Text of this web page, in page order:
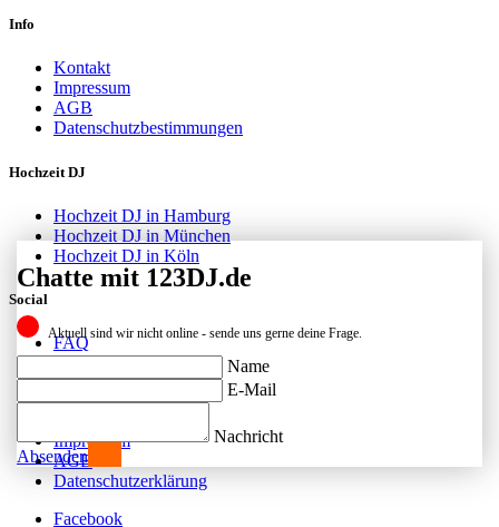
Info
Kontakt
Impressum
AGB
Datenschutzbestimmungen
Hochzeit DJ
Hochzeit DJ in Hamburg
Hochzeit DJ in München
Hochzeit DJ in Köln
Social
FAQ
Facebook
Instagram
Impressum
AGB
Datenschutzerklärung
Facebook
Chatte mit 123DJ.de
Aktuell sind wir nicht online - sende uns gerne deine Frage.
Name
E-Mail
Nachricht
Absenden